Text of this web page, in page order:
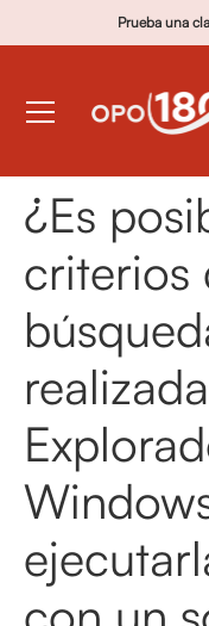
Prueba una
¿Es
criterios